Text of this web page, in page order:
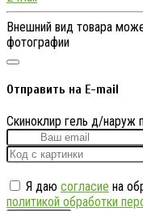
Внешний вид товара
фотографии
Отправить на E-mail
Скиноклир гель д/наруж
Я даю согласие на
политикой обработки